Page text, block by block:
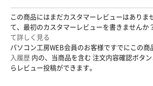
この商品にはまだカスタマーレビューはありま
て、最初のカスタマーレビューを書きませんか
て詳しく見る
パソコン工房WEB会員のお客様ですでにこの
入履歴 内の、当商品を含む 注文内容確認ボタ
らレビュー投稿ができます。